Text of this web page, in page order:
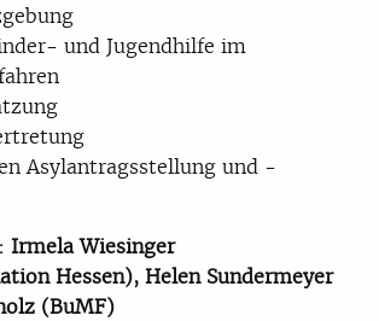
und Jugendhilfe im
Asylantragsstellung und -
Irmela Wiesinger
Hessen), Helen Sundermeyer
(BuMF)